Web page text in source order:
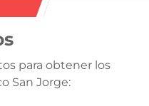
para obtener los
San Jorge: